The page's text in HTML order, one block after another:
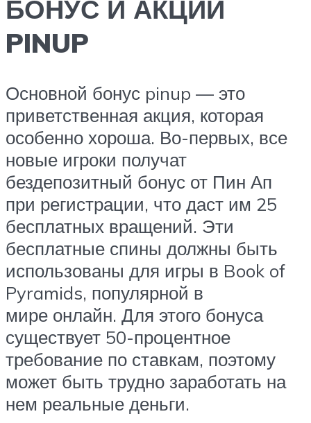
БОНУС И АКЦИИ
PINUP
Основной бонус pinup — это
приветственная акция, которая
особенно хороша. Во-первых, все
новые игроки получат
бездепозитный бонус от Пин Ап
при регистрации, что даст им 25
бесплатных вращений. Эти
бесплатные спины должны быть
использованы для игры в Book of
Pyramids, популярной в
мире онлайн. Для этого бонуса
существует 50-процентное
требование по ставкам, поэтому
может быть трудно заработать на
нем реальные деньги.